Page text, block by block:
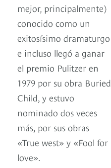
mejor, principalmente)
conocido como un
exitosísimo dramaturgo
e incluso llegó a ganar
el premio Pulitzer en
1979 por su obra Buried
Child, y estuvo
nominado dos veces
más, por sus obras
«True west» y «Fool for
love».